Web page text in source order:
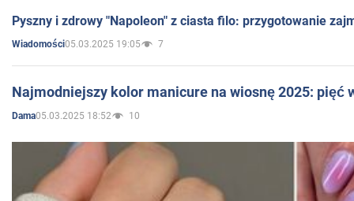
Pyszny i zdrowy "Napoleon" z ciasta filo: przygotowanie
Wiadomości05.03.2025 19:05 7
Najmodniejszy kolor manicure na wiosnę 2025: pięć
Dama05.03.2025 18:52 10